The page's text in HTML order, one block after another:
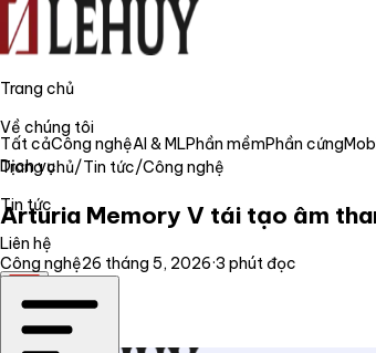
Trang chủ
Về chúng tôi
Dịch vụ
Tin tức
Liên hệ
Tất cảCông nghệAI & MLPhần mềmPhần cứng
Trang chủ/Tin tức/Công nghệ
Arturia Memory V tái tạo âm
Công nghệ26 tháng 5, 2026·3 phút đọc